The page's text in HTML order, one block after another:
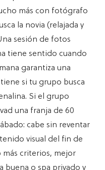
más con fotógrafo
la novia (relajada y
sesión de fotos
tiene sentido cuando
garantiza una
si tu grupo busca
Si el grupo
una franja de 60
cabe sin reventar
visual del fin de
más criterios, mejor
buena o spa privado y